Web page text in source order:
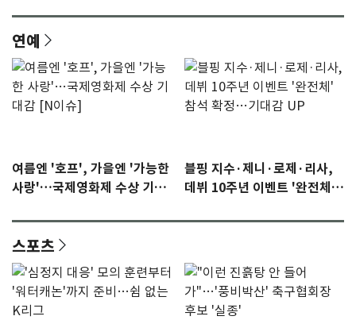
연예
여름엔 '호프', 가을엔 '가능한
사랑'…국제영화제 수상 기대
블핑 지수·제니·로제·리사,
데뷔 10주년 이벤트 '완전체'
스포츠